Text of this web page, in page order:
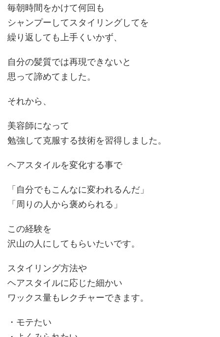
毎朝時間をかけて何回も
シャンプーしてスタイリングしてを
繰り返しても上手くいかず、
自分の髪質では再現できないと
思って諦めてました。
それから、
美容師になって
勉強して克服する技術を習得しました。
ヘアスタイルを変化する事で
「自分でもこんなに変われるんだ」
「周りの人から褒められる 」
この経験を
沢山の人にしてもらいたいです。
スタイリング方法や
ヘアスタイルに応じた細かい
ワックス量もレクチャーできます。
・モテたい